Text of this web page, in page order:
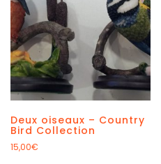
Deux oiseaux – Country
Bird Collection
15,00€